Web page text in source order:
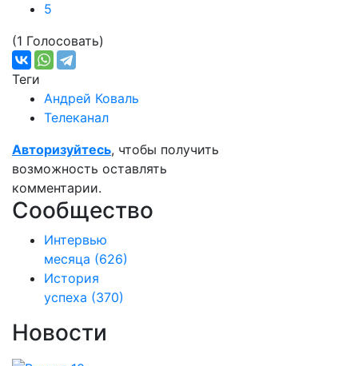
5
(1 Голосовать)
Теги
Андрей Коваль
Телеканал
Авторизуйтесь, чтобы получить
возможность оставлять
комментарии.
Сообщество
Интервью
месяца (626)
История
успеха (370)
Новости